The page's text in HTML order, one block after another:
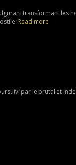
transformant les
Read more
par le brutal et